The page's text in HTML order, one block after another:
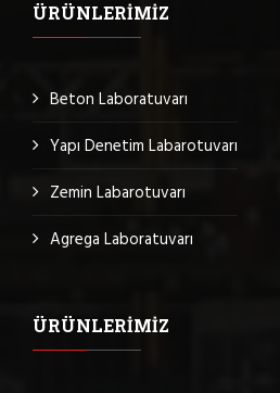
ÜRÜNLERIMIZ
Beton Laboratuvarı
Yapı Denetim Labarotuvarı
Zemin Labarotuvarı
Agrega Laboratuvarı
ÜRÜNLERIMIZ